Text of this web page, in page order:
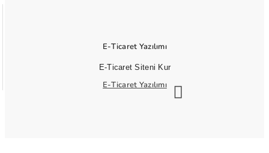
E-Ticaret Yazılımı
E-Ticaret Siteni Kur
E-Ticaret Yazılımı